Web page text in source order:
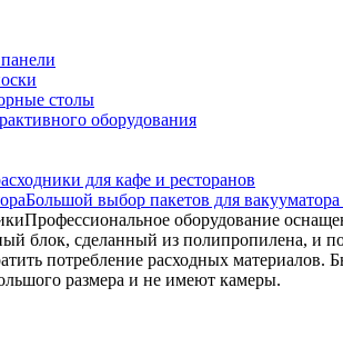
столы
оборудования
для кафе и ресторанов
Большой выбор пакетов для
Профессиональное оборудование
блок, сделанный из полипропилена, и
потребление расходных
размера и не имеют камеры.